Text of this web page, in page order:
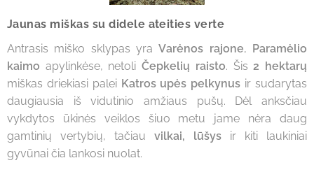
Jaunas miškas su didele ateities verte
Antrasis miško sklypas yraVarėnos rajone, Paramėlio
kaimo apylinkėse, netoliČepkelių raisto. Šis2 hektarų
miškas driekiasi palei Katros upės pelkynus ir sudarytas
daugiausia iš vidutinio amžiaus pušų. Dėl anksčiau
vykdytos ūkinės veiklos šiuo metu jame nėra daug
gamtinių vertybių, tačiau vilkai, lūšys ir kiti laukiniai
gyvūnai čia lankosi nuolat.